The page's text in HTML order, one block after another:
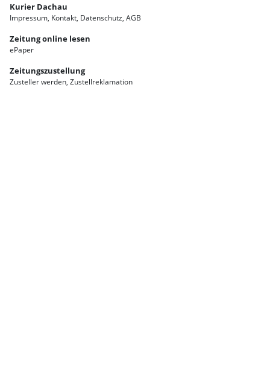
Kurier Dachau
Impressum Kontakt Datenschutz AGB
Zeitung online lesen
ePaper
Zeitungszustellung
Zusteller werden Zustellreklamation